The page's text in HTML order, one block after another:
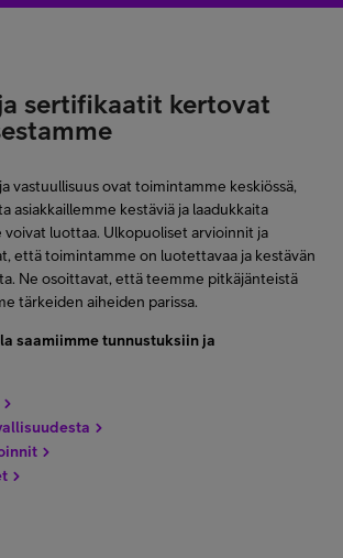
sertifikaatit kertovat
vastuullisuus ovat toimintamme keskiössä,
asiakkaillemme kestäviä ja laadukkaita
voivat luottaa. Ulkopuoliset arvioinnit ja
että toimintamme on luotettavaa ja kestävän
Ne osoittavat, että teemme pitkäjänteistä
tärkeiden aiheiden parissa.
saamiimme tunnustuksiin ja